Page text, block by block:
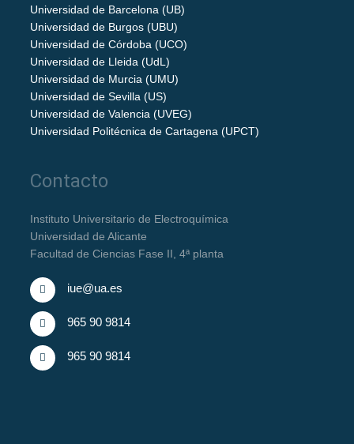
Universidad de Barcelona (UB)
Universidad de Burgos (UBU)
Universidad de Córdoba (UCO)
Universidad de Lleida (UdL)
Universidad de Murcia (UMU)
Universidad de Sevilla (US)
Universidad de Valencia (UVEG)
Universidad Politécnica de Cartagena (UPCT)
Contacto
Instituto Universitario de Electroquímica
Universidad de Alicante
Facultad de Ciencias Fase II, 4ª planta
iue@ua.es
965 90 9814
965 90 9814